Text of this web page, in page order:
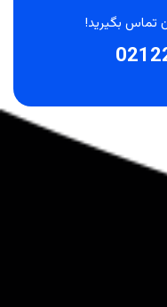
تماس بگیرید!